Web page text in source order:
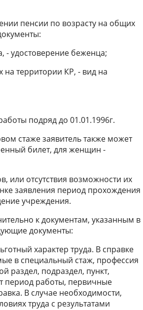
пенсии по возрасту на общих
- удостоверение беженца;
территории КР, - вид на
подряд до 01.01.1996г.
стаже заявитель также может
билет, для женщин -
или отсутствия возможности их
заявления период прохождения
учреждения.
к документам, указанным в
документы:
характер труда. В справке
в специальный стаж, профессия
раздел, подраздел, пункт,
период работы, первичные
В случае необходимости,
труда с результатами